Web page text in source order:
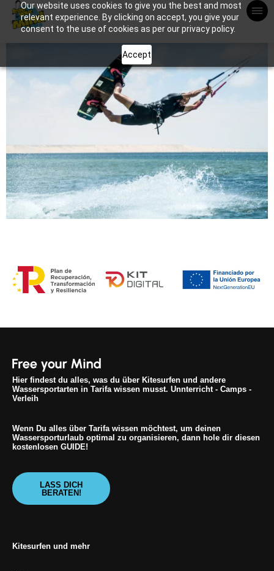
Our website uses cookies to give you the best and most
relevant experience. By clicking on accept, you give your
consent to the use of cookies as per our privacy policy.
Accept
Apuntame !
Hier findest du alles, was du über Kitesurfen und andere
Wassersportarten in Tarifa wissen musst. Unnterricht - Camps -
Verleih
Wenn Du alles über Tarifa wissen möchtest, um deinen
Wassersporturlaub optimal zu organisieren, dann hole dir diesen
kostenlosen GUIDE!
LASS DICH
BERATEN!
Kitesurfen und mehr